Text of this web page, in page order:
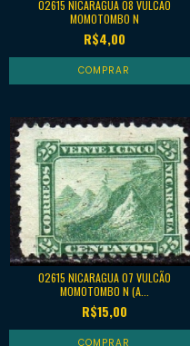
02615 NICARAGUA 08 VULCÃO
MOMOTOMBO N
R$4,00
02615 NICARAGUA 07 VULCÃO
MOMOTOMBO N (A...
R$15,00